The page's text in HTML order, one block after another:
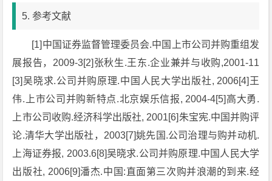
5. 参考文献
[1]中国证券监督管理委员会.中国上市公司并购重组发
展报告，2009-3[2]张秋生.王东.企业兼并与收购,2001-11
[3]吴晓求.公司并购原理.中国人民大学出版社, 2006[4]王
伟.上市公司并购新特点.北京娱乐信报, 2004-4[5]高大勇.
上市公司收购.经济科学出版社, 2001[6]朱宝宪.中国并购评
论.清华大学出版社，2003[7]姚先国.公司治理与购并动机.
上海证券报, 2003.6[8]吴晓求.公司并购原理.中国人民大学
出版社, 2006[9]潘杰.中国:直面第三次购并浪潮的到来.经